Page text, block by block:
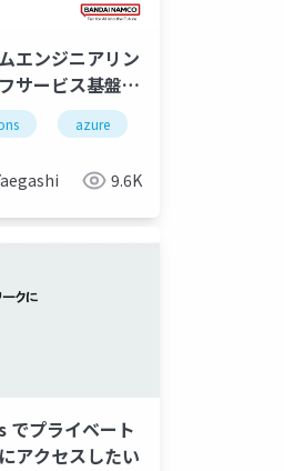
エンジニアリン
サービス基盤の
azure
9.6K
プライベート
アクセスしたい